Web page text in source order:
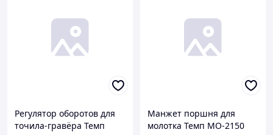
Регулятор оборотов для
точила-гравёра Темп
Манжет поршня для
молотка Темп МО-2150